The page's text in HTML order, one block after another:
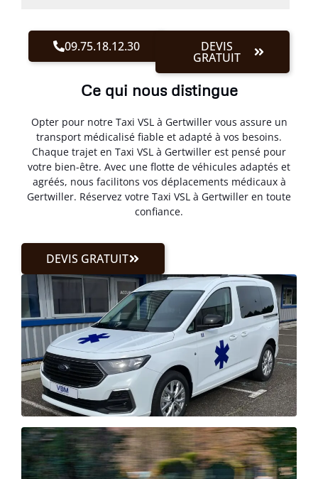
09.75.18.12.30 DEVIS
GRATUIT
Ce qui nous distingue
Opter pour notre Taxi VSL à Gertwiller vous assure un
transport médicalisé fiable et adapté à vos besoins.
Chaque trajet en Taxi VSL à Gertwiller est pensé pour
votre bien-être. Avec une flotte de véhicules adaptés et
agréés, nous facilitons vos déplacements médicaux à
Gertwiller. Réservez votre Taxi VSL à Gertwiller en toute
confiance.
DEVIS GRATUIT